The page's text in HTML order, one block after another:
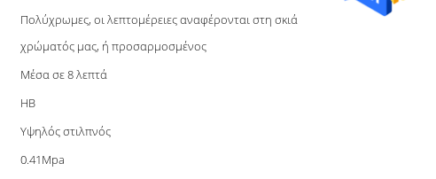
Πολύχρωμες, οι λεπτομέρειες αναφέρονται στη σκιά
χρώματός μας, ή προσαρμοσμένος
Μέσα σε 8 λεπτά
HB
Υψηλός στιλπνός
0.41Mpa